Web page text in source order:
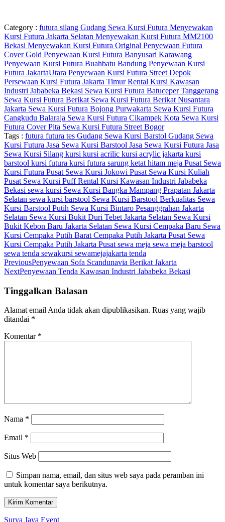
Category : futura silang Gudang Sewa Kursi Futura Menyewakan
Kursi Futura Jakarta Selatan Menyewakan Kursi Futura MM2100
Bekasi Menyewakan Kursi Futura Original Penyewaan Futura
Cover Gold Penyewaan Kursi Futura Banyusari Karawang
Penyewaan Kursi Futura Buahbatu Bandung Penyewaan Kursi
Futura JakartaUtara Penyewaan Kursi Futura Street Depok
Persewaan Kursi Futura Jakarta TimurRental Kursi Kawasan
Industri Jababeka Bekasi Sewa Kursi Futura Batuceper Tanggerang
Sewa Kursi Futura Berikat Sewa Kursi Futura Berikat Nusantara
Jakarta Sewa Kursi Futura Bojong Purwakarta Sewa Kursi Futura
Cangkudu Balaraja Sewa Kursi Futura Cikampek Kota Sewa Kursi
Futura Cover Pita Sewa Kursi Futura Street Bogor
Tags : futura futura tes Gudang Sewa Kursi Barstol Gudang Sewa
Kursi Futura Jasa Sewa Kursi Barstool Jasa Sewa Kursi Futura Jasa
Sewa Kursi Silang kursi kursi acrilic kursi acrylic jakarta kursi
barstool kursi futura kursi futura sarung ketat hitam meja Pusat Sewa
Kursi Futura Pusat Sewa Kursi Jokowi Pusat Sewa Kursi Kuliah
Pusat Sewa Kursi PuffRental Kursi Kawasan Industri Jababeka
Bekasi sewa kursi Sewa Kursi Bangka Mampang Prapatan Jakarta
Selatan sewa kursi barstool Sewa Kursi Barstool Berkualitas Sewa
Kursi Barstool Putih Sewa Kursi Bintaro Pesanggrahan Jakarta
Selatan Sewa Kursi Bukit Duri Tebet Jakarta Selatan Sewa Kursi
Bukit Kebon Baru Jakarta Selatan Sewa Kursi Cempaka Baru Sewa
Kursi Cempaka Putih Barat Cempaka Putih Jakarta Pusat Sewa
Kursi Cempaka Putih Jakarta Pusat sewa meja sewa meja barstool
sewa tenda sewakursi sewamejajakarta tenda
PreviousPenyewaan Sofa Scandunavia Berikat Jakarta
NextPenyewaan Tenda Kawasan Industri Jababeka Bekasi
Tinggalkan Balasan
Alamat email Anda tidak akan dipublikasikan. Ruas yang wajib
ditandai *
Komentar *
Nama *
Email *
Situs Web
Simpan nama, email, dan situs web saya pada peramban ini
untuk komentar saya berikutnya.
Surya Jaya Event